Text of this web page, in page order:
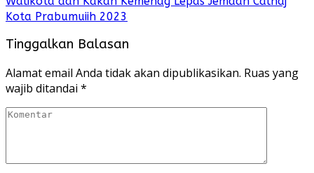
Kota Prabumuiih 2023
Tinggalkan Balasan
Alamat email Anda tidak akan dipublikasikan. Ruas yang
wajib ditandai *